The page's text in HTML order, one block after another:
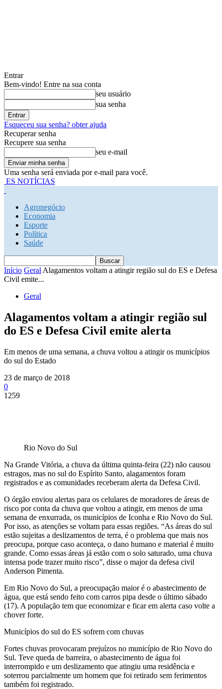
Entrar
Bem-vindo! Entre na sua conta
seu usuário
sua senha
Esqueceu sua senha? obter ajuda
Recuperar senha
Recupere sua senha
seu e-mail
Uma senha será enviada por e-mail para você.
ES NOTÍCIAS
Agronegócio
Economia
Esporte
Política
Saúde
Início Geral Alagamentos voltam a atingir região sul do ES e Defesa
Civil emite...
Geral
Alagamentos voltam a atingir região sul
do ES e Defesa Civil emite alerta
Em menos de uma semana, a chuva voltou a atingir os municípios
do sul do Estado
23 de março de 2018
0
1259
Rio Novo do Sul
Na Grande Vitória, a chuva da última quinta-feira (22) não causou
estragos, mas no sul do Espírito Santo, alagamentos foram
registrados e as comunidades receberam alerta da Defesa Civil.
O órgão enviou alertas para os celulares de moradores de áreas de
risco por conta da chuva que voltou a atingir, em menos de uma
semana de enxurrada, os municípios de Iconha e Rio Novo do Sul.
Por isso, as atenções se voltam para essas regiões. “As áreas do sul
estão sujeitas a deslizamentos de terra, é o problema que mais nos
preocupa, porque caso aconteça, o dano humano e material é muito
grande. Como essas áreas já estão com o solo saturado, uma chuva
intensa pode trazer muito risco”, disse o major da defesa civil
Anderson Pimenta.
Em Rio Novo do Sul, a preocupação maior é o abastecimento de
água, que está sendo feito com carros pipa desde o último sábado
(17). A população tem que economizar e ficar em alerta caso volte a
chover forte.
Municípios do sul do ES sofrem com chuvas
Fortes chuvas provocaram prejuízos no município de Rio Novo do
Sul. Teve queda de barreira, o abastecimento de água foi
interrompido e um deslizamento que atingiu uma residência e
soterrou parcialmente um homem que foi retirado sem ferimentos
também foi registrado.